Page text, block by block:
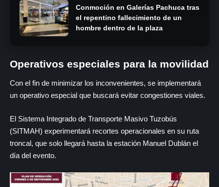
Conmoción en Galerías Pachuca tras
el repentino fallecimiento de un
hombre dentro de la plaza
Operativos especiales para la movilidad
Con el fin de minimizar los inconvenientes, se implementará
un operativo especial que buscará evitar congestiones viales.
El Sistema Integrado de Transporte Masivo Tuzobús
(SITMAH) experimentará recortes operacionales en su ruta
troncal, que solo llegará hasta la estación Manuel Dublán el
día del evento.